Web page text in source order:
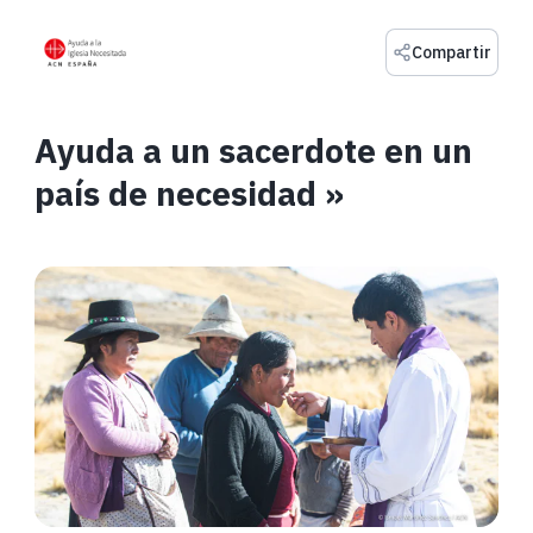
Compartir
Ayuda a un sacerdote en un
país de necesidad »